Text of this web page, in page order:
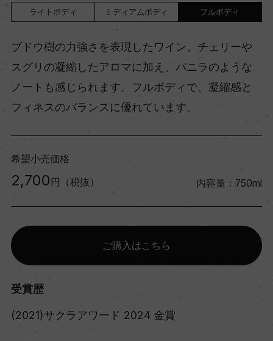
ライトボディ ミディアムボディ フルボディ
ブドウ樹の力強さを表現したワイン。チェリーや
スグリの凝縮したアロマに加え、バニラのような
ノートも感じられます。フルボディで、凝縮感と
フィネスのバランスに優れています。
希望小売価格
2,700 円（税抜） 内容量：750ml
ご購入はこちら
受賞歴
(2021)サクラアワード 2024 金賞